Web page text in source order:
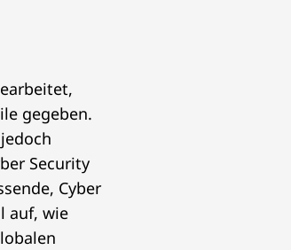
gegeben.
Security
Cyber
auf, wie